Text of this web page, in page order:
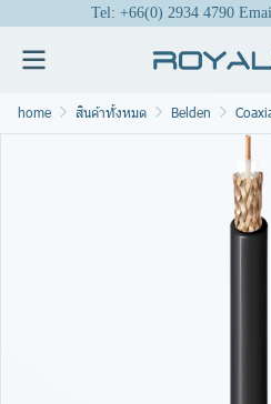
Tel: +66(0) 2934 4790
home สินค้าทั้งหมด Belden